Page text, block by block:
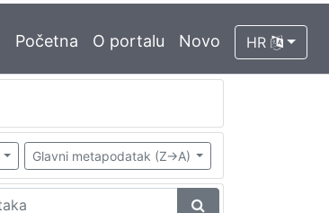
Početna O portalu Novo HR
Glavni metapodatak (Z->A)